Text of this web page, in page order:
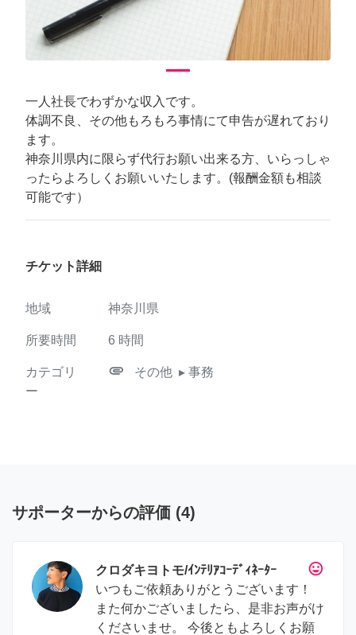
一人社長でわずかな収入です。
体調不良、その他もろもろ事情にて申告が遅れており
ます。
神奈川県内に限らず代行お願い出来る方、いらっしゃ
ったらよろしくお願いいたします。(報酬金額も相談
可能です）
チケット詳細
地域 神奈川県
所要時間 6 時間
カテゴリ
ー
attachment その他 ▸ 事務
サポーターからの評価 (4)
tag_faces
クロダキヨトモ/ｲﾝﾃﾘｱｺｰﾃﾞｨﾈｰﾀｰ
いつもご依頼ありがとうございます！
また何かございましたら、是非お声がけ
くださいませ。 今後ともよろしくお願